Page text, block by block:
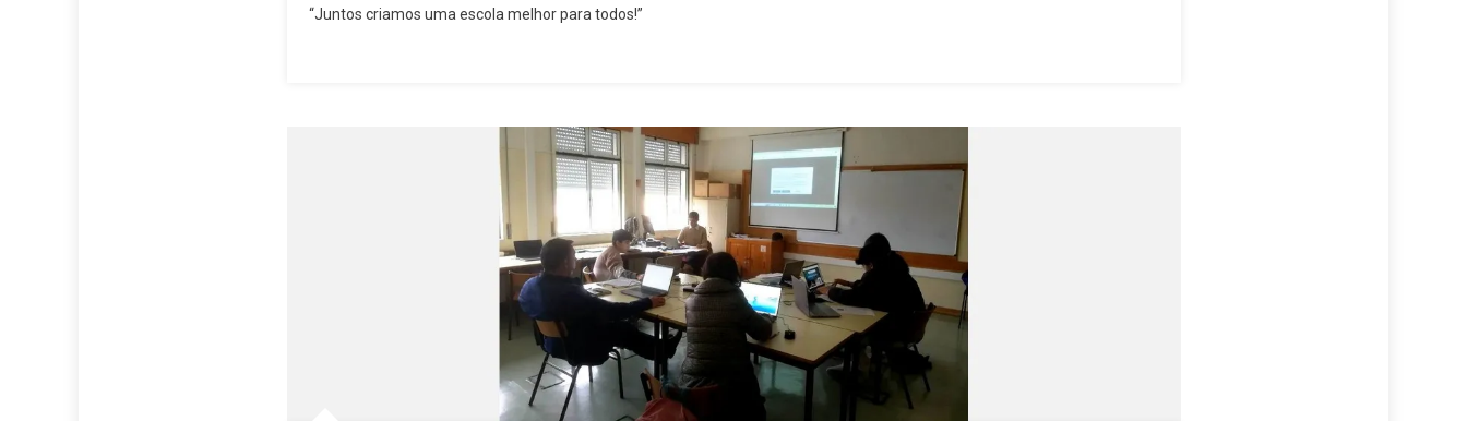
“Juntos criamos uma escola melhor para todos!”